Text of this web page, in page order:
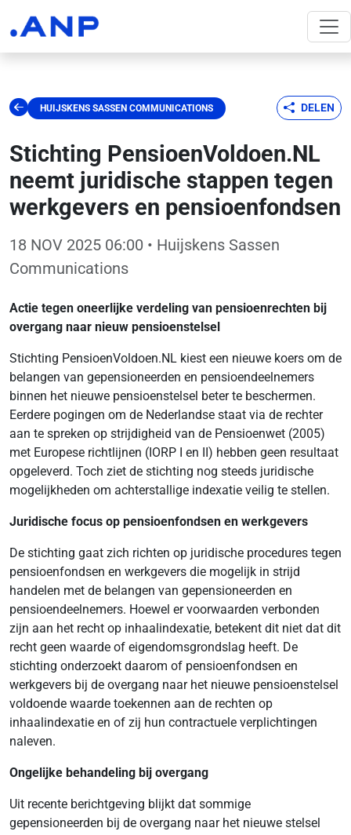
HUIJSKENS SASSEN COMMUNICATIONS DELEN
Stichting PensioenVoldoen.NL
neemt juridische stappen tegen
werkgevers en pensioenfondsen
18 NOV 2025 06:00 • Huijskens Sassen
Communications
Actie tegen oneerlijke verdeling van pensioenrechten bij
overgang naar nieuw pensioenstelsel
Stichting PensioenVoldoen.NL kiest een nieuwe koers om de
belangen van gepensioneerden en pensioendeelnemers
binnen het nieuwe pensioenstelsel beter te beschermen.
Eerdere pogingen om de Nederlandse staat via de rechter
aan te spreken op strijdigheid van de Pensioenwet (2005)
met Europese richtlijnen (IORP I en II) hebben geen resultaat
opgeleverd. Toch ziet de stichting nog steeds juridische
mogelijkheden om achterstallige indexatie veilig te stellen.
Juridische focus op pensioenfondsen en werkgevers
De stichting gaat zich richten op juridische procedures tegen
pensioenfondsen en werkgevers die mogelijk in strijd
handelen met de belangen van gepensioneerden en
pensioendeelnemers. Hoewel er voorwaarden verbonden
zijn aan het recht op inhaalindexatie, betekent dit niet dat dit
recht geen waarde of eigendomsgrondslag heeft. De
stichting onderzoekt daarom of pensioenfondsen en
werkgevers bij de overgang naar het nieuwe pensioenstelsel
voldoende waarde toekennen aan de rechten op
inhaalindexatie en of zij hun contractuele verplichtingen
naleven.
Ongelijke behandeling bij overgang
Uit recente berichtgeving blijkt dat sommige
gepensioneerden bij de overgang naar het nieuwe stelsel